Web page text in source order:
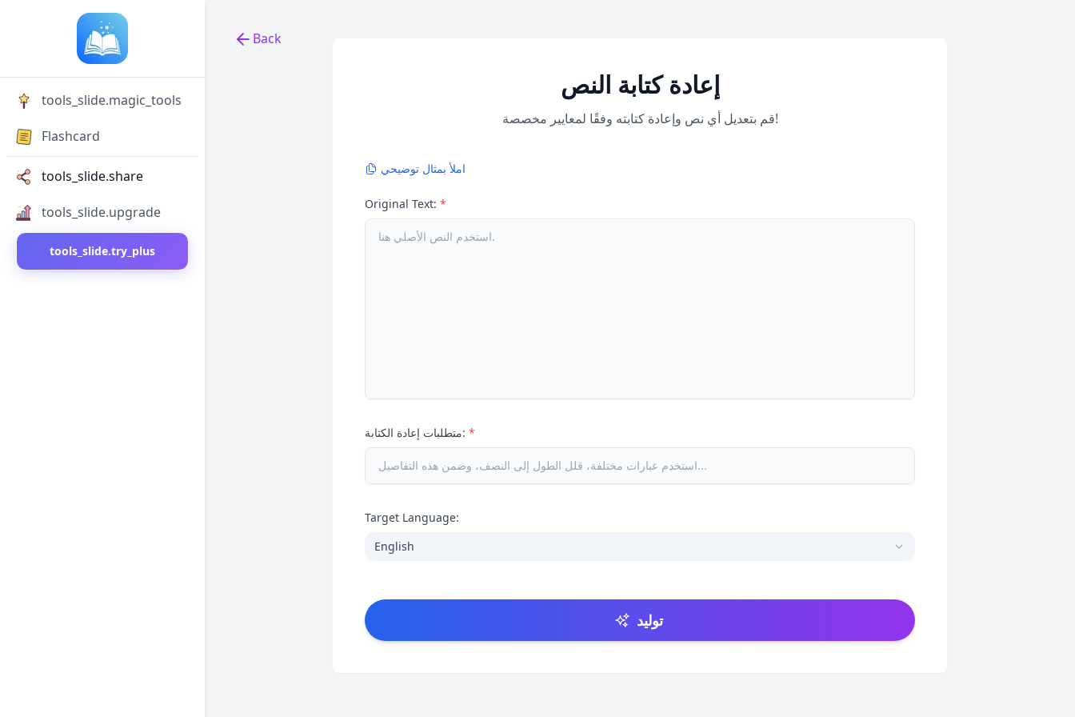
tools_slide.magic_tools
Flashcard
tools_slide.share
tools_slide.upgrade
tools_slide.try_plus
Back
Back to tools
إعادة كتابة النص
قم بتعديل أي نص وإعادة كتابته وفقًا لمعايير مخصصة!
املأ بمثال توضيحي
Original Text: *
متطلبات إعادة الكتابة: *
Target Language:
English
توليد